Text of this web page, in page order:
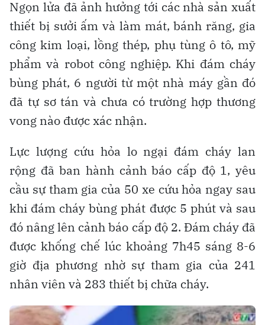
Ngọn lửa đã ảnh hưởng tới các nhà sản xuất
thiết bị sưởi ấm và làm mát, bánh răng, gia
công kim loại, lồng thép, phụ tùng ô tô, mỹ
phẩm và robot công nghiệp. Khi đám cháy
bùng phát, 6 người từ một nhà máy gần đó
đã tự sơ tán và chưa có trường hợp thương
vong nào được xác nhận.
Lực lượng cứu hỏa lo ngại đám cháy lan
rộng đã ban hành cảnh báo cấp độ 1, yêu
cầu sự tham gia của 50 xe cứu hỏa ngay sau
khi đám cháy bùng phát được 5 phút và sau
đó nâng lên cảnh báo cấp độ 2. Đám cháy đã
được khống chế lúc khoảng 7h45 sáng 8-6
giờ địa phương nhờ sự tham gia của 241
nhân viên và 283 thiết bị chữa cháy.